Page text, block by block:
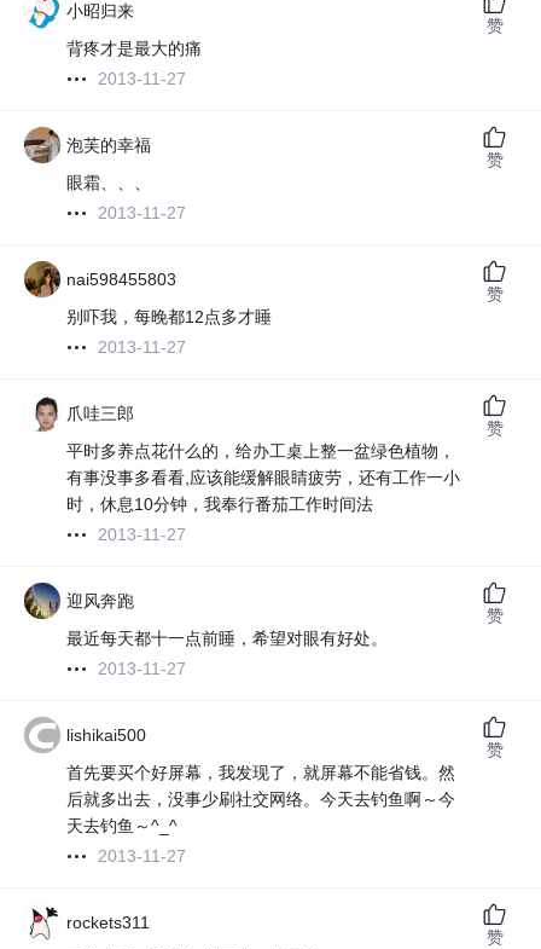
小昭归来
背疼才是最大的痛
2013-11-27
赞
泡芙的幸福
眼霜、、、
2013-11-27
赞
nai598455803
别吓我，每晚都12点多才睡
2013-11-27
赞
爪哇三郎
平时多养点花什么的，给办工桌上整一盆绿色植物，
有事没事多看看,应该能缓解眼睛疲劳，还有工作一小
时，休息10分钟，我奉行番茄工作时间法
2013-11-27
赞
迎风奔跑
最近每天都十一点前睡，希望对眼有好处。
2013-11-27
赞
lishikai500
首先要买个好屏幕，我发现了，就屏幕不能省钱。然
后就多出去，没事少刷社交网络。今天去钓鱼啊～今
天去钓鱼～^_^
2013-11-27
赞
rockets311
赞